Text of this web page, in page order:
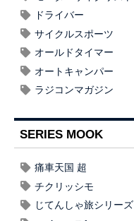
ドライバー
サイクルスポーツ
オールドタイマー
オートキャンパー
ラジコンマガジン
SERIES MOOK
痛車天国 超
チクリッシモ
じてんしゃ旅シリーズ